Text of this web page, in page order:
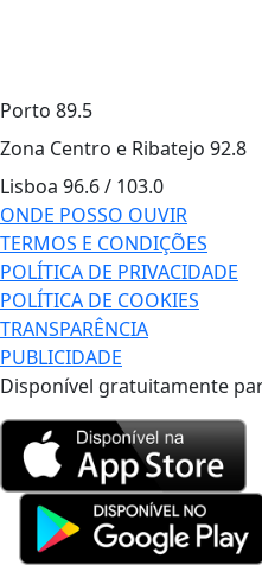
Porto 89.5
Zona Centro e Ribatejo 92.8
Lisboa 96.6 / 103.0
ONDE POSSO OUVIR
TERMOS E CONDIÇÕES
POLÍTICA DE PRIVACIDADE
POLÍTICA DE COOKIES
TRANSPARÊNCIA
PUBLICIDADE
Disponível gratuitamente